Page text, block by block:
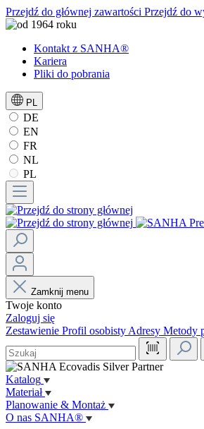
Przejdź do głównej zawartości Przejdź do
Kontakt z SANHA®
Kariera
Pliki do pobrania
PL
DE
EN
FR
NL
PL
Zamknij menu
Twoje konto
Zaloguj się
Zestawienie Profil osobisty Adresy Metody
Katalog
Materiał
Planowanie & Montaż
O nas SANHA®